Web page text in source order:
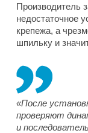
Производитель
недостаточное
крепежа, а
шпильку и
«После
проверяют
и